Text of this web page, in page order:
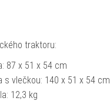
traktoru:
87 x 51 x 54 cm
s vlečkou: 140 x 51 x 54 cm
12,3 kg